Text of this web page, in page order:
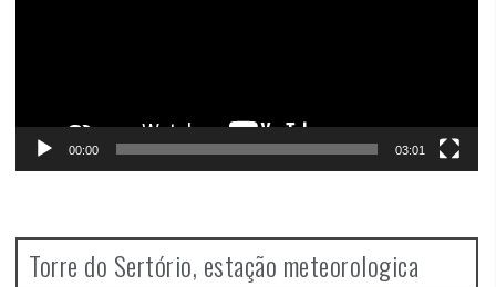
00:00 03:01
Torre do Sertório, estação meteorologica